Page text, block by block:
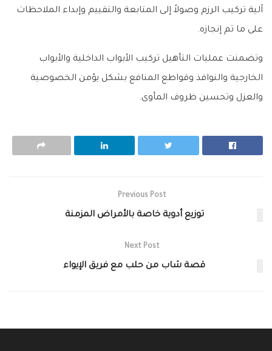
آلية تركيب الرزم وصولاً إلى المتابعة والتقييم وإبداء الملاحظات
على ما تم إنجازه.
وتضمنت عمليات التأهيل تركيب الأبواب الداخلية والأبواب
الخارجية والنوافذ وقواطع المنافع بشكل يؤمن الخصوصية
والعزل وتحسين ظروف المأوى.
Previous Post
توزيع أدوية خاصة بالأمراض المزمنة
Next Post
قصة شاب من حلب مع فريق الإيواء